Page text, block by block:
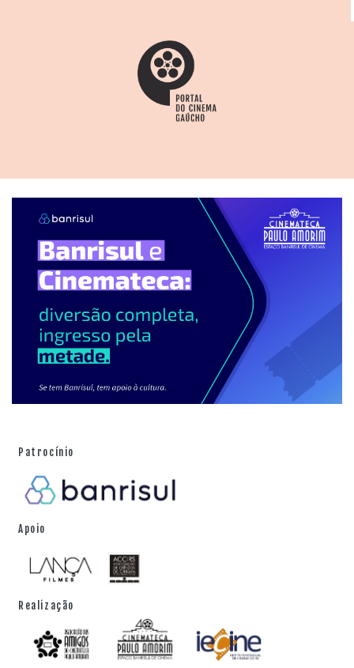
Patrocínio
Apoio
Realização